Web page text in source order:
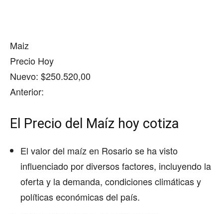
Maiz
Precio Hoy
Nuevo: $250.520,00
Anterior:
El Precio del Maíz hoy cotiza
El valor del maíz en Rosario se ha visto
influenciado por diversos factores, incluyendo la
oferta y la demanda, condiciones climáticas y
políticas económicas del país.